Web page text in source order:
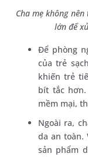
Cha mẹ không
lớn để
Để phòng
của trẻ
khiến trẻ
bít tắc
mềm mại,
Ngoài ra,
da an toàn.
sản phẩm